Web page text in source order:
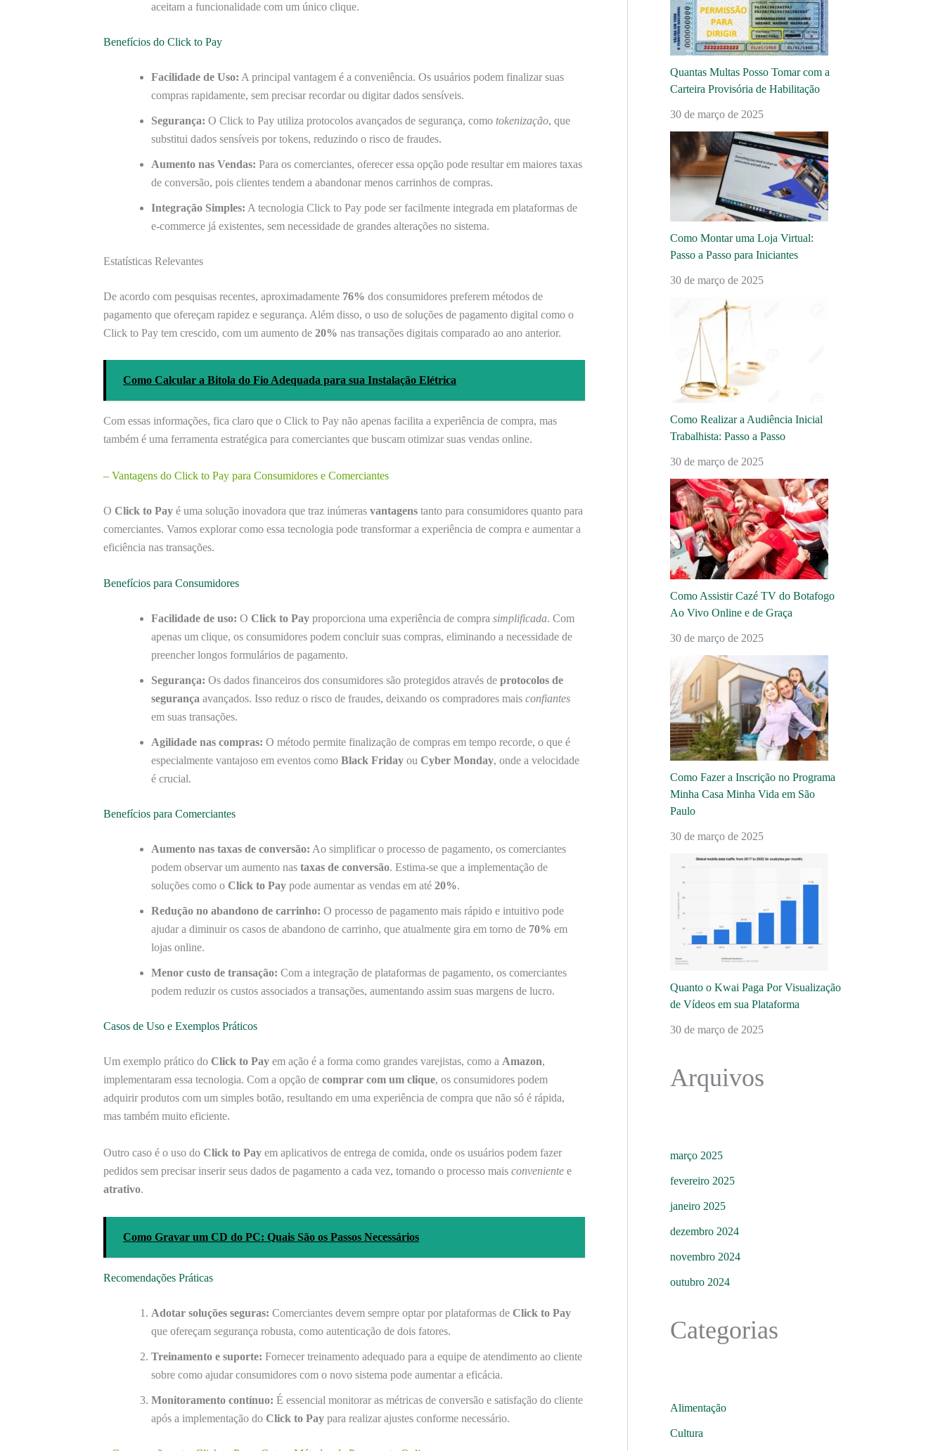
aceitam a funcionalidade com um único clique.
Benefícios do Click to Pay
Facilidade de Uso: A principal vantagem é a conveniência. Os usuários podem finalizar suas
compras rapidamente, sem precisar recordar ou digitar dados sensíveis.
Segurança: O Click to Pay utiliza protocolos avançados de segurança, como tokenização, que
substitui dados sensíveis por tokens, reduzindo o risco de fraudes.
Aumento nas Vendas: Para os comerciantes, oferecer essa opção pode resultar em maiores taxas
de conversão, pois clientes tendem a abandonar menos carrinhos de compras.
Integração Simples: A tecnologia Click to Pay pode ser facilmente integrada em plataformas de
e-commerce já existentes, sem necessidade de grandes alterações no sistema.
Estatísticas Relevantes
De acordo com pesquisas recentes, aproximadamente 76% dos consumidores preferem métodos de
pagamento que ofereçam rapidez e segurança. Além disso, o uso de soluções de pagamento digital como o
Click to Pay tem crescido, com um aumento de 20% nas transações digitais comparado ao ano anterior.
Como Calcular a Bitola do Fio Adequada para sua Instalação Elétrica
Com essas informações, fica claro que o Click to Pay não apenas facilita a experiência de compra, mas
também é uma ferramenta estratégica para comerciantes que buscam otimizar suas vendas online.
– Vantagens do Click to Pay para Consumidores e Comerciantes
O Click to Pay é uma solução inovadora que traz inúmeras vantagens tanto para consumidores quanto para
comerciantes. Vamos explorar como essa tecnologia pode transformar a experiência de compra e aumentar a
eficiência nas transações.
Benefícios para Consumidores
Facilidade de uso: O Click to Pay proporciona uma experiência de compra simplificada. Com
apenas um clique, os consumidores podem concluir suas compras, eliminando a necessidade de
preencher longos formulários de pagamento.
Segurança: Os dados financeiros dos consumidores são protegidos através de protocolos de
segurança avançados. Isso reduz o risco de fraudes, deixando os compradores mais confiantes
em suas transações.
Agilidade nas compras: O método permite finalização de compras em tempo recorde, o que é
especialmente vantajoso em eventos como Black Friday ou Cyber Monday, onde a velocidade
é crucial.
Benefícios para Comerciantes
Aumento nas taxas de conversão: Ao simplificar o processo de pagamento, os comerciantes
podem observar um aumento nas taxas de conversão. Estima-se que a implementação de
soluções como o Click to Pay pode aumentar as vendas em até 20%.
Redução no abandono de carrinho: O processo de pagamento mais rápido e intuitivo pode
ajudar a diminuir os casos de abandono de carrinho, que atualmente gira em torno de 70% em
lojas online.
Menor custo de transação: Com a integração de plataformas de pagamento, os comerciantes
podem reduzir os custos associados a transações, aumentando assim suas margens de lucro.
Casos de Uso e Exemplos Práticos
Um exemplo prático do Click to Pay em ação é a forma como grandes varejistas, como a Amazon,
implementaram essa tecnologia. Com a opção de comprar com um clique, os consumidores podem
adquirir produtos com um simples botão, resultando em uma experiência de compra que não só é rápida,
mas também muito eficiente.
Outro caso é o uso do Click to Pay em aplicativos de entrega de comida, onde os usuários podem fazer
pedidos sem precisar inserir seus dados de pagamento a cada vez, tornando o processo mais conveniente e
atrativo.
Como Gravar um CD do PC: Quais São os Passos Necessários
Recomendações Práticas
Adotar soluções seguras: Comerciantes devem sempre optar por plataformas de Click to Pay
que ofereçam segurança robusta, como autenticação de dois fatores.
Treinamento e suporte: Fornecer treinamento adequado para a equipe de atendimento ao cliente
sobre como ajudar consumidores com o novo sistema pode aumentar a eficácia.
Monitoramento contínuo: É essencial monitorar as métricas de conversão e satisfação do cliente
após a implementação do Click to Pay para realizar ajustes conforme necessário.
Quantas Multas Posso Tomar com a
Carteira Provisória de Habilitação
30 de março de 2025
Como Montar uma Loja Virtual:
Passo a Passo para Iniciantes
30 de março de 2025
Como Realizar a Audiência Inicial
Trabalhista: Passo a Passo
30 de março de 2025
Como Assistir Cazé TV do Botafogo
Ao Vivo Online e de Graça
30 de março de 2025
Como Fazer a Inscrição no Programa
Minha Casa Minha Vida em São
Paulo
30 de março de 2025
Quanto o Kwai Paga Por Visualização
de Vídeos em sua Plataforma
30 de março de 2025
Arquivos
março 2025
fevereiro 2025
janeiro 2025
dezembro 2024
novembro 2024
outubro 2024
Categorias
Alimentação
Cultura